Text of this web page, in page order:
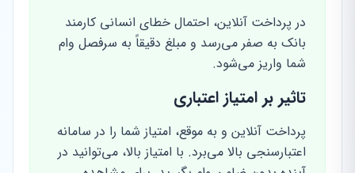
در پرداخت آنلاین، احتمال خطای انسانی کارمند
بانک به صفر می‌رسد و مبلغ دقیقاً به سرفصل وام
شما واریز می‌شود.
تاثیر بر امتیاز اعتباری
پرداخت آنلاین و به موقع، امتیاز شما را در سامانه
اعتبارسنجی بالا می‌برد. با امتیاز بالا، می‌توانید در